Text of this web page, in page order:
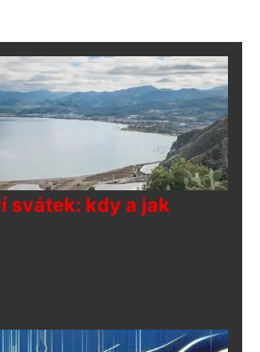
svátek: kdy a jak